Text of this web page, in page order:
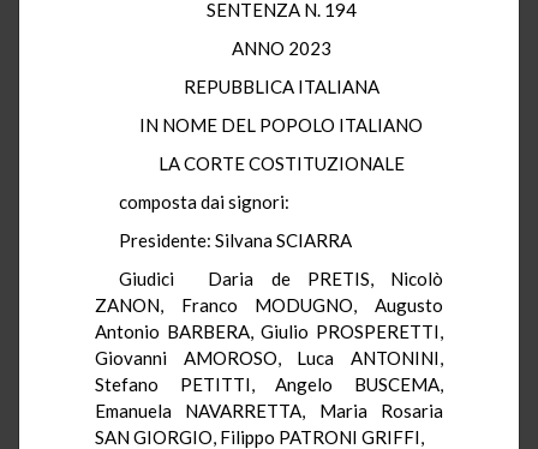
SENTENZA N. 194
ANNO 2023
REPUBBLICA ITALIANA
IN NOME DEL POPOLO ITALIANO
LA CORTE COSTITUZIONALE
composta dai signori:
Presidente: Silvana SCIARRA
Giudici Daria de PRETIS, Nicolò
ZANON, Franco MODUGNO, Augusto
Antonio BARBERA, Giulio PROSPERETTI,
Giovanni AMOROSO, Luca ANTONINI,
Stefano PETITTI, Angelo BUSCEMA,
Emanuela NAVARRETTA, Maria Rosaria
SAN GIORGIO, Filippo PATRONI GRIFFI,